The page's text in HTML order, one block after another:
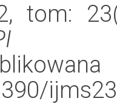
tom: